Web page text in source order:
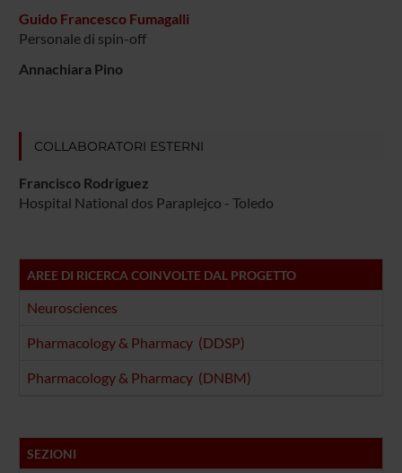
Guido Francesco Fumagalli
Personale di spin-off
Annachiara Pino
COLLABORATORI ESTERNI
Francisco Rodriguez
Hospital National dos Paraplejco - Toledo
AREE DI RICERCA COINVOLTE DAL PROGETTO
Neurosciences
Pharmacology & Pharmacy (DDSP)
Pharmacology & Pharmacy (DNBM)
SEZIONI